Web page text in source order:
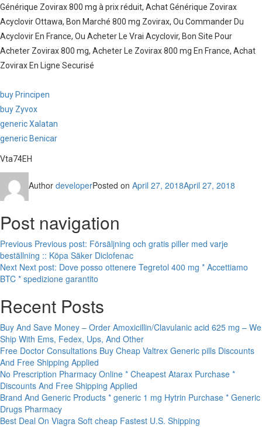
Générique Zovirax 800 mg à prix réduit, Achat Générique Zovirax
Acyclovir Ottawa, Bon Marché 800 mg Zovirax, Ou Commander Du
Acyclovir En France, Ou Acheter Le Vrai Acyclovir, Bon Site Pour
Acheter Zovirax 800 mg, Acheter Le Zovirax 800 mg En France, Achat
Zovirax En Ligne Securisé
buy Principen
buy Zyvox
generic Xalatan
generic Benicar
Vta74EH
Author developerPosted on April 27, 2018April 27, 2018
Post navigation
Previous Previous post: Försäljning och gratis piller med varje
beställning :: Köpa Säker Diclofenac
Next Next post: Dove posso ottenere Tegretol 400 mg * Accettiamo
BTC * spedizione garantito
Recent Posts
Buy And Save Money – Order Amoxicillin/Clavulanic acid 625 mg – We
Ship With Ems, Fedex, Ups, And Other
Free Doctor Consultations Buy Cheap Valtrex Generic pills Discounts
And Free Shipping Applied
No Prescription Pharmacy Online * Cheapest Atarax Purchase *
Discounts And Free Shipping Applied
Brand And Generic Products * generic 1 mg Hytrin Purchase * Generic
Drugs Pharmacy
Best Deal On Viagra Soft cheap Fastest U.S. Shipping